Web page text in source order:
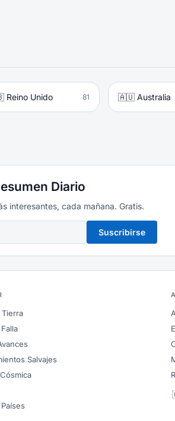
Unido 81 🇦🇺 Australia
Diario
interesantes, cada mañana. Gratis.
Suscribirse
Tierra
Salvajes